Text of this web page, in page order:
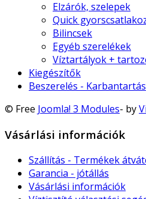
Elzárók, szelepek
Quick
Bilincsek
Egyéb szerelékek
Víztartályok +
Kiegészítők
Beszerelés - Karbantartás
© Free Joomla! 3 Modules- by
Vásárlási információk
Szállítás - Termékek
Garancia - jótállás
Vásárlási információk